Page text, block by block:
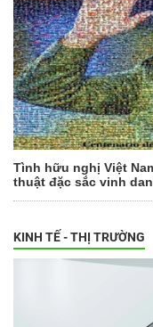
Tình hữu nghị Việt
thuật đặc sắc vinh
KINH TẾ - THỊ TRƯỜNG